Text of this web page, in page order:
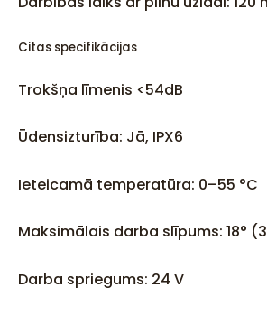
Citas specifikācijas
Trokšņa līmenis <54dB
Ūdensizturība: Jā, IPX6
Ieteicamā temperatūra: 0–55 °C
Maksimālais darba slīpums: 18°
Darba spriegums: 24 V